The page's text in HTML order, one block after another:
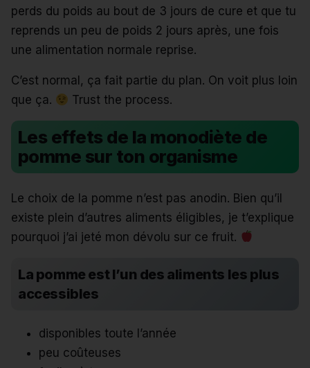
perds du poids au bout de 3 jours de cure et que tu
reprends un peu de poids 2 jours après, une fois
une alimentation normale reprise.
C’est normal, ça fait partie du plan. On voit plus loin
que ça.
Trust the process.
Les effets de la monodiète de
pomme sur ton organisme
Le choix de la pomme n’est pas anodin. Bien qu’il
existe plein d’autres aliments éligibles, je t’explique
pourquoi j’ai jeté mon dévolu sur ce fruit.
La pomme est l’un des aliments les plus
accessibles
disponibles toute l’année
peu coûteuses